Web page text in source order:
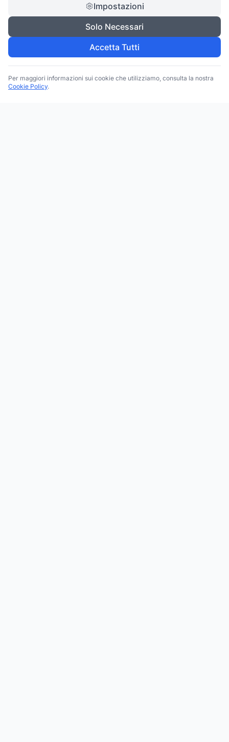
Impostazioni
Solo Necessari
Accetta Tutti
Per maggiori informazioni sui cookie che utilizziamo, consulta la nostra
Cookie Policy.